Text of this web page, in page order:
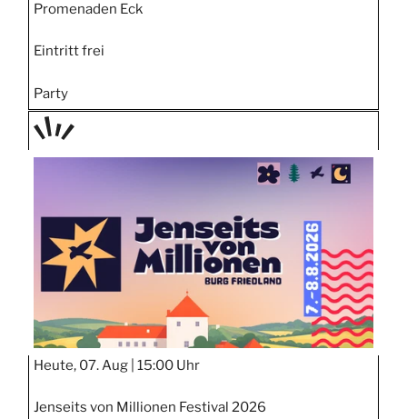
Promenaden Eck
Eintritt frei
Party
TAGE
Heute, 07. Aug | 15:00 Uhr
Jenseits von Millionen Festival 2026